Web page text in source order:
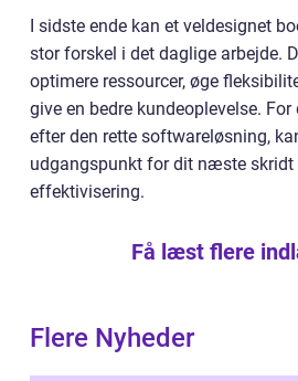
I sidste ende kan et veldesignet
stor forskel i det daglige arbejde.
optimere ressourcer, øge
give en bedre kundeoplevelse.
efter den rette softwareløsning,
udgangspunkt for dit næste skridt
effektivisering.
Få læst flere
Flere Nyheder